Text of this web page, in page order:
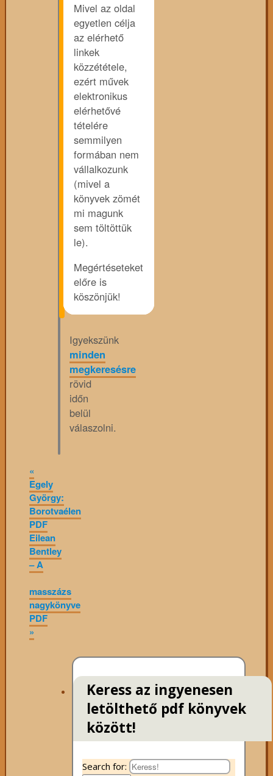
Mivel az oldal
egyetlen célja
az elérhető
linkek
közzététele,
ezért művek
elektronikus
elérhetővé
tételére
semmilyen
formában nem
vállalkozunk
(mivel a
könyvek zömét
mi magunk
sem töltöttük
le).
Megértéseteket
előre is
köszönjük!
Igyekszünk
minden
megkeresésre
rövid
időn
belül
válaszolni.
«
Egely
György:
Borotvaélen
PDF
Eilean
Bentley
– A
masszázs
nagykönyve
PDF
»
Keress az ingyenesen
letölthető pdf könyvek
között!
Search for: